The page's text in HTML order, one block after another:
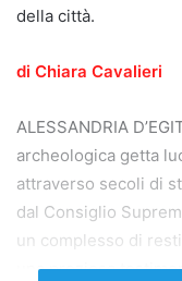
della città.
di Chiara Cavalieri
ALESSANDRIA
archeologica getta
attraverso secoli di
dal Consiglio
un complesso di
una preziosa